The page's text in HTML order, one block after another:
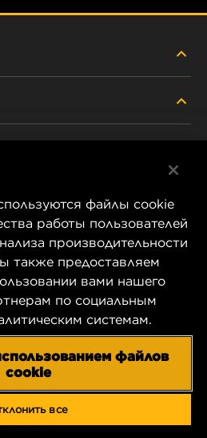
Service:
файлы cookie
работы пользователей
производительности
также предоставляем
вами нашего
по социальным
системам.
файлов
cookie
все